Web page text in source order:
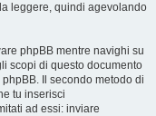
leggere, quindi agevolando
phpBB mentre navighi su
scopi di questo documento
Il secondo metodo di
tu inserisci
ad essi: inviare